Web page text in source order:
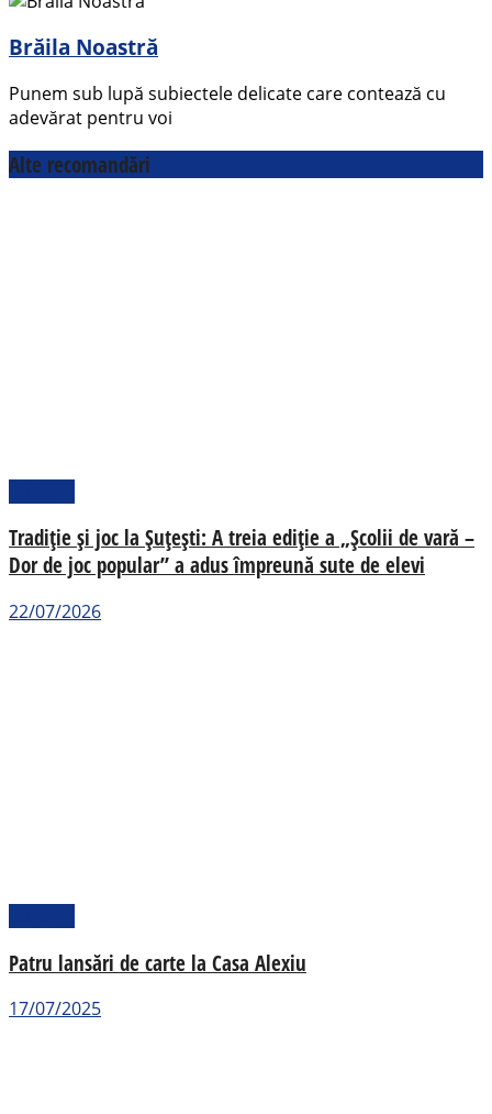
Brăila Noastră
Punem sub lupă subiectele delicate care contează cu
adevărat pentru voi
Alte recomandări
Tradiție și joc la Șuțești: A treia ediție a „Școlii de vară –
Dor de joc popular” a adus împreună sute de elevi
22/07/2026
Patru lansări de carte la Casa Alexiu
17/07/2025